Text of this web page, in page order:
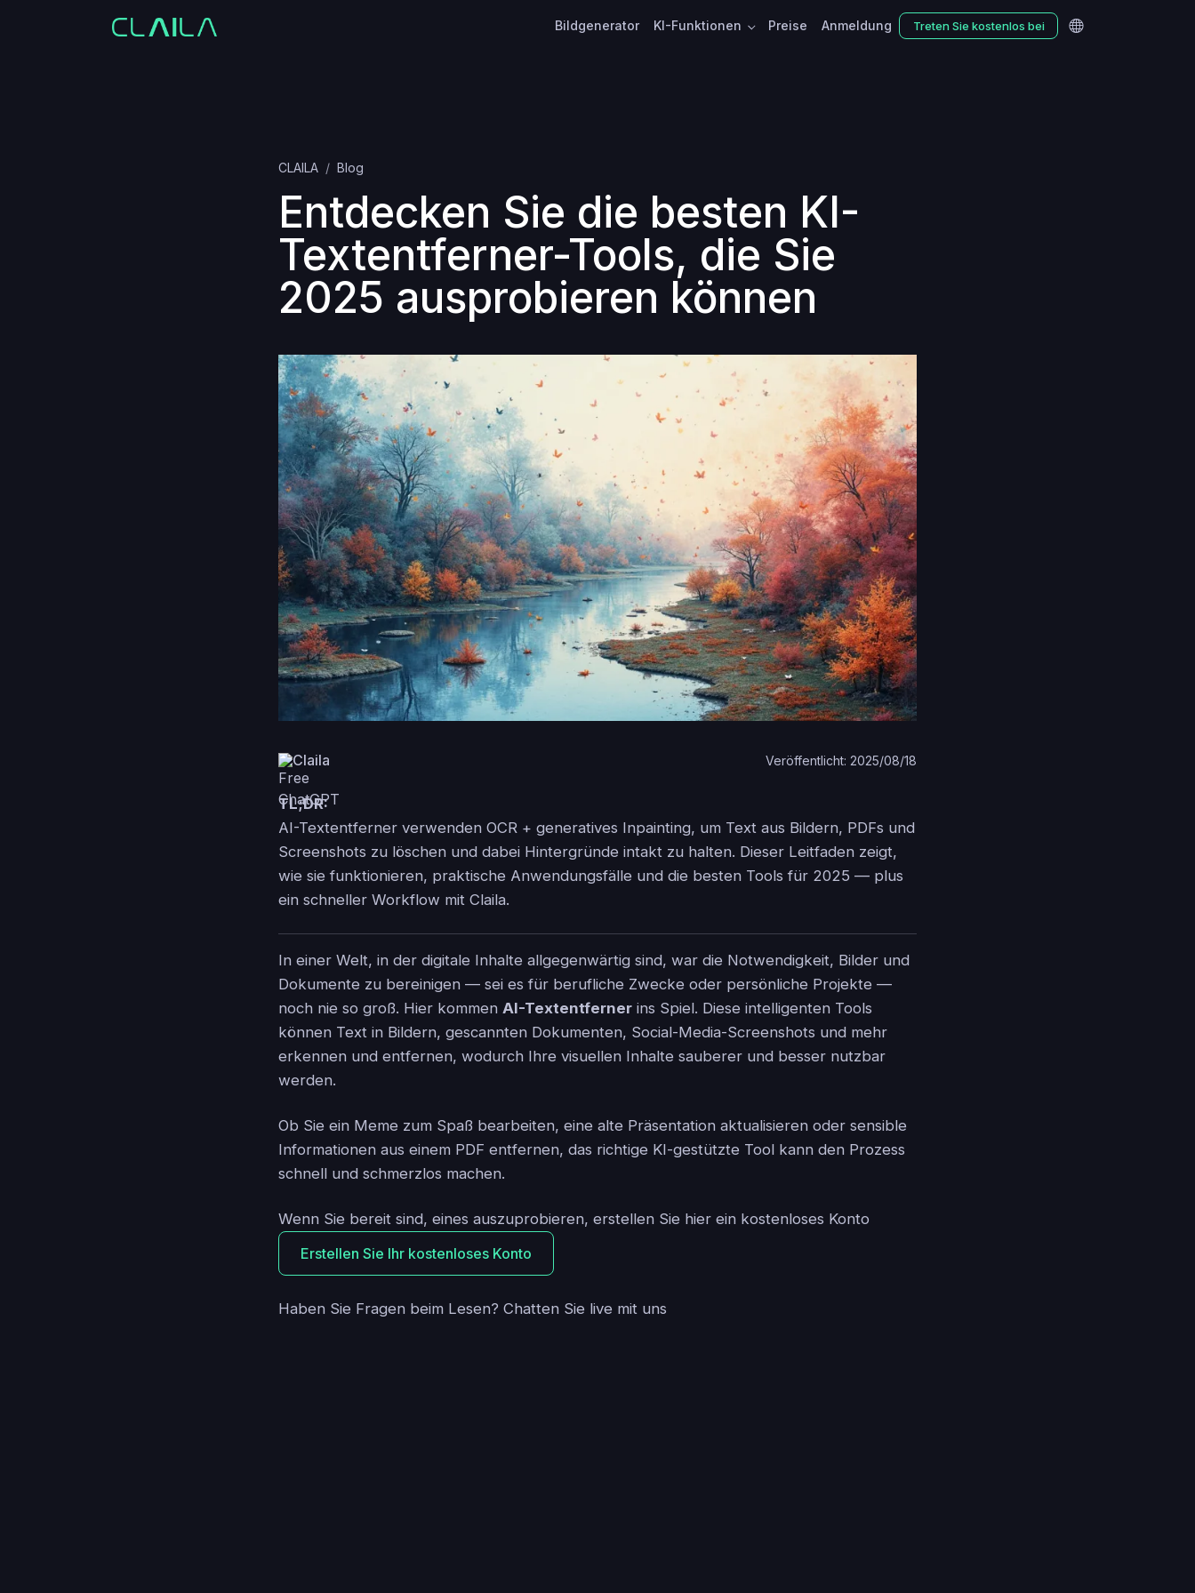
Bildgenerator KI-Funktionen Preise Anmeldung Treten Sie kostenlos bei
CLAILA Blog
Entdecken Sie die besten KI-
Textentferner-Tools, die Sie
2025 ausprobieren können
Claila Veröffentlicht: 2025/08/18
TL;DR:
AI-Textentferner verwenden OCR + generatives Inpainting, um Text aus Bildern, PDFs und
Screenshots zu löschen und dabei Hintergründe intakt zu halten. Dieser Leitfaden zeigt,
wie sie funktionieren, praktische Anwendungsfälle und die besten Tools für 2025 — plus
ein schneller Workflow mit Claila.
In einer Welt, in der digitale Inhalte allgegenwärtig sind, war die Notwendigkeit, Bilder und
Dokumente zu bereinigen — sei es für berufliche Zwecke oder persönliche Projekte —
noch nie so groß. Hier kommenAI-Textentferner ins Spiel. Diese intelligenten Tools
können Text in Bildern, gescannten Dokumenten, Social-Media-Screenshots und mehr
erkennen und entfernen, wodurch Ihre visuellen Inhalte sauberer und besser nutzbar
werden.
Ob Sie ein Meme zum Spaß bearbeiten, eine alte Präsentation aktualisieren oder sensible
Informationen aus einem PDF entfernen, das richtige KI-gestützte Tool kann den Prozess
schnell und schmerzlos machen.
Wenn Sie bereit sind, eines auszuprobieren, erstellen Sie hier ein kostenloses Konto
Erstellen Sie Ihr kostenloses Konto
Haben Sie Fragen beim Lesen? Chatten Sie live mit uns